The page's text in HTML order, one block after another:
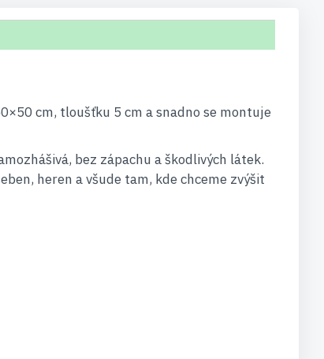
cm, tloušťku 5 cm a snadno se montuje
bez zápachu a škodlivých látek.
heren a všude tam, kde chceme zvýšit